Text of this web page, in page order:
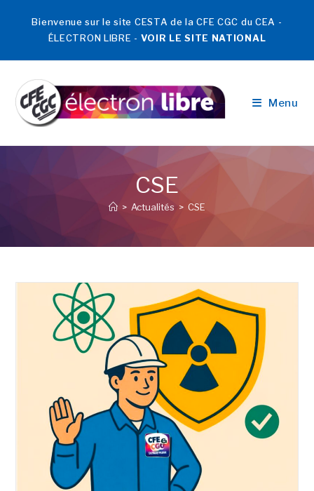
Bienvenue sur le site CESTA de la CFE CGC du CEA -
ÉLECTRON LIBRE - VOIR LE SITE NATIONAL
Menu
CSE
> Actualités > CSE